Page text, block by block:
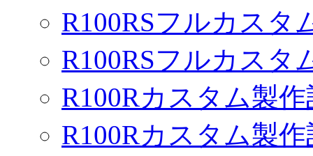
R100RSフルカスタ
R100RSフルカスタ
R100Rカスタム製作
R100Rカスタム製作